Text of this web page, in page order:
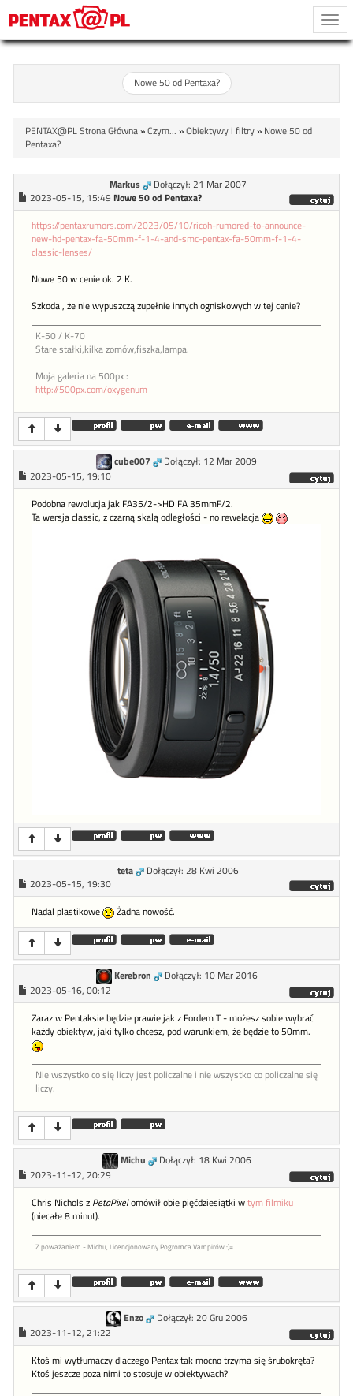
Nowe 50 od Pentaxa?
PENTAX@PL Strona Główna»Czym... »Obiektywy i filtry» Nowe 50 od
Pentaxa?
Markus
Dołączył: 21 Mar 2007
2023-05-15, 15:49 Nowe 50 od Pentaxa?
https://pentaxrumors.com/2023/05/10/ricoh-rumored-to-announce-
new-hd-pentax-fa-50mm-f-1-4-and-smc-pentax-fa-50mm-f-1-4-
classic-lenses/
Nowe 50 w cenie ok. 2 K.
Szkoda , że nie wypuszczą zupełnie innych ogniskowych w tej cenie?
K-50 / K-70
Stare stałki,kilka zomów,fiszka,lampa.
Moja galeria na 500px :
http://500px.com/oxygenum
cube007
Dołączył: 12 Mar 2009
2023-05-15, 19:10
Podobna rewolucja jak FA35/2->HD FA 35mmF/2.
Ta wersja classic, z czarną skalą odległości - no rewelacja
teta
Dołączył: 28 Kwi 2006
2023-05-15, 19:30
Nadal plastikowe
Żadna nowość.
Kerebron
Dołączył: 10 Mar 2016
2023-05-16, 00:12
Zaraz w Pentaksie będzie prawie jak z Fordem T - możesz sobie wybrać
każdy obiektyw, jaki tylko chcesz, pod warunkiem, że będzie to 50mm.
Nie wszystko co się liczy jest policzalne i nie wszystko co policzalne się
liczy.
Michu
Dołączył: 18 Kwi 2006
2023-11-12, 20:29
Chris Nichols z PetaPixelomówił obie pięćdziesiątki wtym filmiku
(niecałe 8 minut).
Z poważaniem - Michu, Licencjonowany Pogromca Vampirów :)=
Enzo
Dołączył: 20 Gru 2006
2023-11-12, 21:22
Ktoś mi wytłumaczy dlaczego Pentax tak mocno trzyma się śrubokręta?
Ktoś jeszcze poza nimi to stosuje w obiektywach?